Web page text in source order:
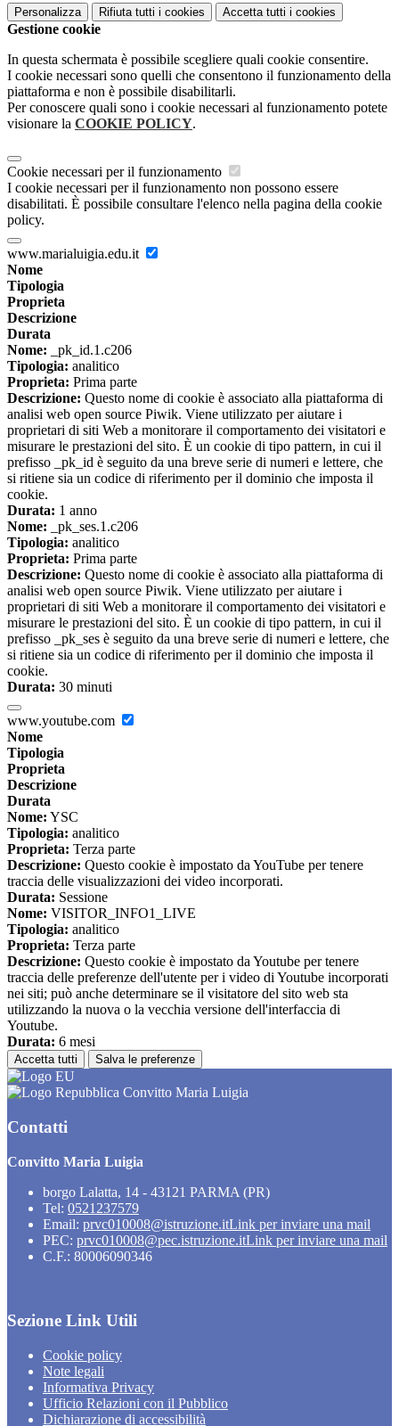
Personalizza Rifiuta tutti i cookies Accetta tutti i cookies
Gestione cookie
In questa schermata è possibile scegliere quali cookie consentire.
I cookie necessari sono quelli che consentono il funzionamento della
piattaforma e non è possibile disabilitarli.
Per conoscere quali sono i cookie necessari al funzionamento potete
visionare la COOKIE POLICY.
Cookie necessari per il funzionamento
I cookie necessari per il funzionamento non possono essere
disabilitati. È possibile consultare l'elenco nella pagina della cookie
policy.
www.marialuigia.edu.it
Nome
Tipologia
Proprieta
Descrizione
Durata
Nome: _pk_id.1.c206
Tipologia: analitico
Proprieta: Prima parte
Descrizione: Questo nome di cookie è associato alla piattaforma di
analisi web open source Piwik. Viene utilizzato per aiutare i
proprietari di siti Web a monitorare il comportamento dei visitatori e
misurare le prestazioni del sito. È un cookie di tipo pattern, in cui il
prefisso _pk_id è seguito da una breve serie di numeri e lettere, che
si ritiene sia un codice di riferimento per il dominio che imposta il
cookie.
Durata: 1 anno
Nome: _pk_ses.1.c206
Tipologia: analitico
Proprieta: Prima parte
Descrizione: Questo nome di cookie è associato alla piattaforma di
analisi web open source Piwik. Viene utilizzato per aiutare i
proprietari di siti Web a monitorare il comportamento dei visitatori e
misurare le prestazioni del sito. È un cookie di tipo pattern, in cui il
prefisso _pk_ses è seguito da una breve serie di numeri e lettere, che
si ritiene sia un codice di riferimento per il dominio che imposta il
cookie.
Durata: 30 minuti
www.youtube.com
Nome
Tipologia
Proprieta
Descrizione
Durata
Nome: YSC
Tipologia: analitico
Proprieta: Terza parte
Descrizione: Questo cookie è impostato da YouTube per tenere
traccia delle visualizzazioni dei video incorporati.
Durata: Sessione
Nome: VISITOR_INFO1_LIVE
Tipologia: analitico
Proprieta: Terza parte
Descrizione: Questo cookie è impostato da Youtube per tenere
traccia delle preferenze dell'utente per i video di Youtube incorporati
nei siti; può anche determinare se il visitatore del sito web sta
utilizzando la nuova o la vecchia versione dell'interfaccia di
Youtube.
Durata: 6 mesi
Accetta tutti Salva le preferenze
Convitto Maria Luigia
Contatti
Convitto Maria Luigia
borgo Lalatta, 14 - 43121 PARMA (PR)
Tel: 0521237579
Email: prvc010008@istruzione.itLink per inviare una mail
PEC: prvc010008@pec.istruzione.itLink per inviare una mail
C.F.: 80006090346
Sezione Link Utili
Cookie policy
Note legali
Informativa Privacy
Ufficio Relazioni con il Pubblico
Dichiarazione di accessibilità